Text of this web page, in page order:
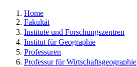
Home
Fakultät
Institute und Forschungszentren
Institut für Geographie
Professuren
Professur für Wirtschaftsgeographie